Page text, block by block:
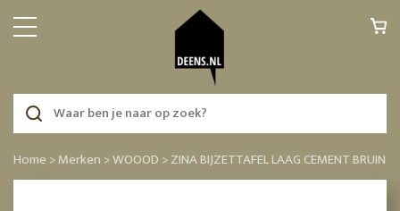
Home >Merken >WOOOD >ZINA BIJZETTAFEL LAAG CEMENT BRUIN